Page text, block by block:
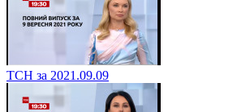
ТСН за 2021.09.09